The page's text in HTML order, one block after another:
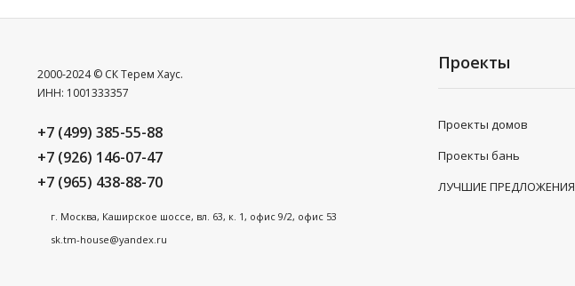
2000-2024 © СК Терем Хаус.
ИНН: 1001333357
+7 (499) 385-55-88
+7 (926) 146-07-47
+7 (965) 438-88-70
г. Москва, Каширское шоссе, вл. 63, к. 1, офис 9/2, офис 53
sk.tm-house@yandex.ru
Проекты
Проекты домов
Проекты бань
ЛУЧШИЕ ПРЕДЛОЖЕНИЯ